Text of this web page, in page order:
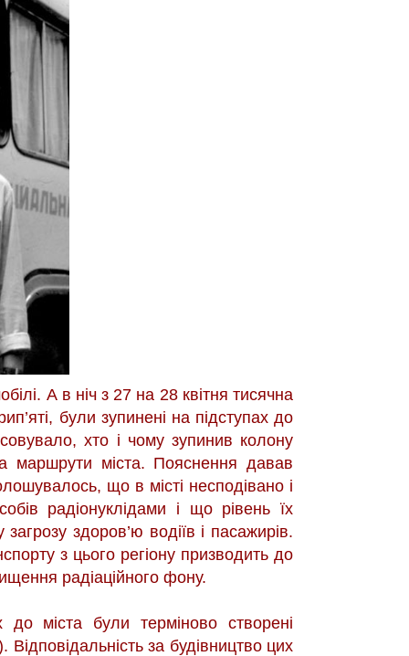
А в ніч з 27 на 28 квітня тисячна
були зупинені на підступах до
хто і чому зупинив колону
маршрути міста. Пояснення давав
що в місті несподівано і
радіонуклідами і що рівень їх
здоров’ю водіїв і пасажирів.
з цього регіону призводить до
радіаційного фону.
міста були терміново створені
за будівництво цих